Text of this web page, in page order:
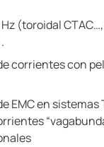
(toroidal
corrientes con
EMC en sistemas